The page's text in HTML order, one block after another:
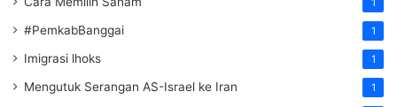
1
#PemkabBanggai 1
Imigrasi lhoks 1
Mengutuk Serangan AS-Israel ke Iran 1